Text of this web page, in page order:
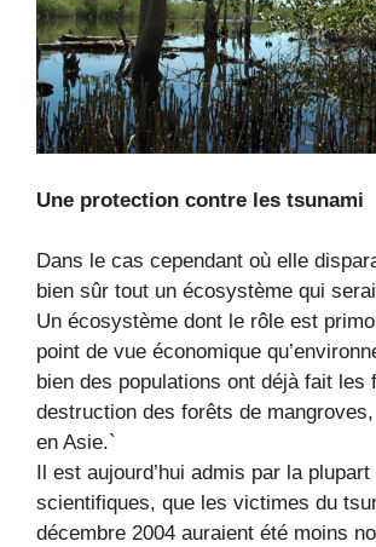
Une protection contre les tsunami
Dans le cas cependant où elle
bien sûr tout un écosystème qui
Un écosystème dont le rôle est
point de vue économique
bien des populations ont déjà fait les
destruction des forêts de
en Asie.`
Il est aujourd’hui admis par la plupart
scientifiques, que les victimes du
décembre 2004 auraient été moins